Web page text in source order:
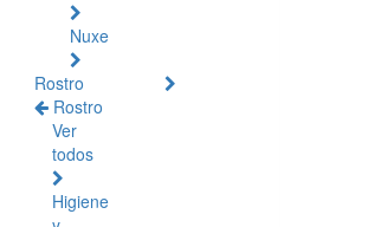
Nuxe
Rostro
Rostro
Ver
todos
Higiene